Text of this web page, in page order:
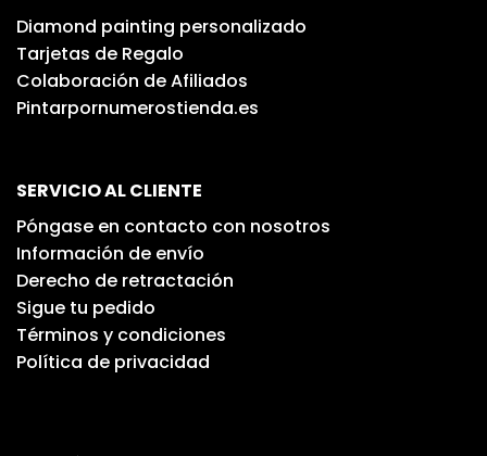
Diamond painting personalizado
Tarjetas de Regalo
Colaboración de Afiliados
Pintarpornumerostienda.es
SERVICIO AL CLIENTE
Póngase en contacto con nosotros
Información de envío
Derecho de retractación
Sigue tu pedido
Términos y condiciones
Política de privacidad